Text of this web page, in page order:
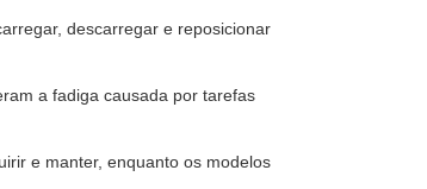
descarregar e reposicionar
a fadiga causada por tarefas
e manter, enquanto os modelos